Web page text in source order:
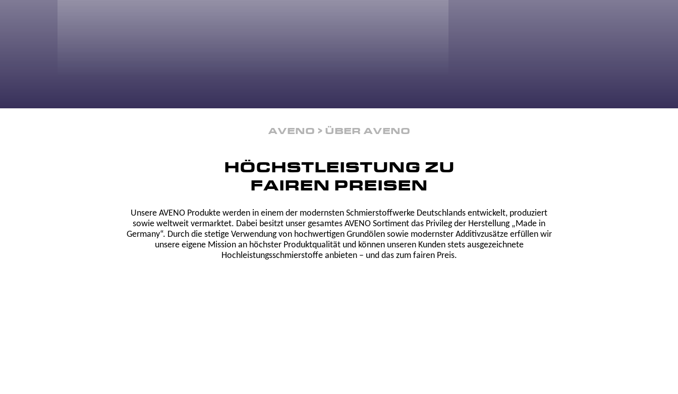
AVENO ÜBER AVENO
HÖCHSTLEISTUNG ZU
FAIREN PREISEN
Unsere AVENO Produkte werden in einem der modernsten Schmierstoffwerke Deutschlands entwickelt, produziert
sowie weltweit vermarktet. Dabei besitzt unser gesamtes AVENO Sortiment das Privileg der Herstellung „Made in
Germany“. Durch die stetige Verwendung von hochwertigen Grundölen sowie modernster Additivzusätze erfüllen wir
unsere eigene Mission an höchster Produktqualität und können unseren Kunden stets ausgezeichnete
Hochleistungsschmierstoffe anbieten – und das zum fairen Preis.